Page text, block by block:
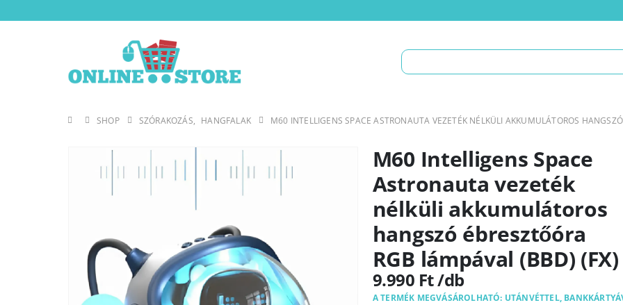
SHOP SZÓRAKOZÁS, HANGFALAK M60 INTELLIGENS SPACE ASTRONAUTA VEZETÉK NÉLKÜLI AKKUMULÁTOROS
M60 Intelligens Space
Astronauta vezeték
nélküli akkumulátoros
hangszó ébresztőóra
RGB lámpával (BBD) (FX)
9.990 Ft
A TERMÉK MEGVÁSÁROLHATÓ: UTÁNVÉTTEL,